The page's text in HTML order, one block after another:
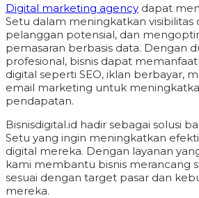
Digital marketing agency dapat
Setu dalam meningkatkan visibilitas
pelanggan potensial, dan
pemasaran berbasis data. Dengan
profesional, bisnis dapat
digital seperti SEO, iklan berbayar,
email marketing untuk
pendapatan.
Bisnisdigital.id hadir sebagai solusi
Setu yang ingin meningkatkan
digital mereka. Dengan layanan
kami membantu bisnis merancang
sesuai dengan target pasar dan
mereka.